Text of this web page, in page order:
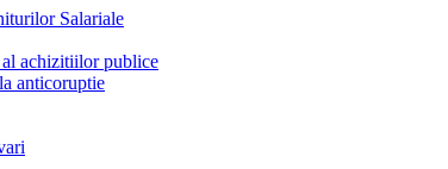
Salariale
achizitiilor publice
anticoruptie